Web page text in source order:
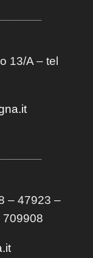
13/A– tel
– 47923 –
709908